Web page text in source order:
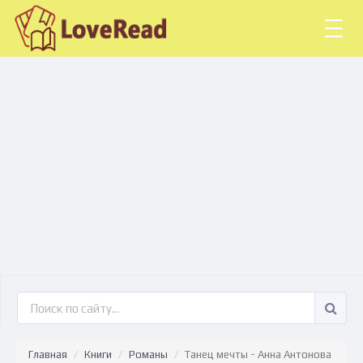
Главная Книги Романы Танец мечты - Анна Антонова